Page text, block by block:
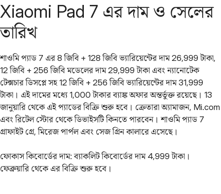
Xiaomi Pad 7 এর দাম ও সেলের
তারিখ
শাওমি প্যাড 7 এর 8 জিবি + 128 জিবি ভ্যারিয়েন্টের দাম 26,999 টাকা,
12 জিবি + 256 জিবি মডেলের দাম 29,999 টাকা এবং ন্যানোটেক
টেক্সচার ডিসপ্লে সহ 12 জিবি + 256 জিবি ভ্যারিয়েন্টের দাম 31,999
টাকা। এই দামের মধ্যে 1,000 টাকার ব্যাঙ্ক অফার অন্তর্ভুক্ত রয়েছে। 13
জানুয়ারি থেকে এই প্যাডের বিক্রি শুরু হবে। ক্রেতারা অ্যামাজন, Mi.com
এবং রিটেল স্টোর থেকে ডিভাইসটি কিনতে পারবেন। শাওমি প্যাড 7
গ্রাফাইট গ্রে, মিরেজ পার্পল এবং সেজ গ্রিন কালারে এসেছে।
ফোকাস কিবোর্ডের দাম: ব্যাকলিট কিবোর্ডের দাম 4,999 টাকা।
ফেব্রুয়ারি থেকে এর বিক্রি শুরু হবে।